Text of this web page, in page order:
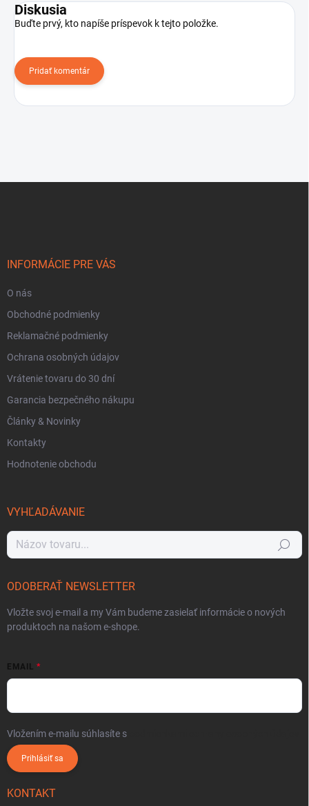
Diskusia
Buďte prvý, kto napíše príspevok k tejto položke.
Pridať komentár
INFORMÁCIE PRE VÁS
O nás
Obchodné podmienky
Reklamačné podmienky
Ochrana osobných údajov
Vrátenie tovaru do 30 dní
Garancia bezpečného nákupu
Články & Novinky
Kontakty
Hodnotenie obchodu
VYHĽADÁVANIE
Hľadať
ODOBERAŤ NEWSLETTER
Vložte svoj e-mail a my Vám budeme zasielať informácie o nových
produktoch na našom e-shope.
EMAIL
Vložením e-mailu súhlasíte s
Prihlásiť sa
KONTAKT